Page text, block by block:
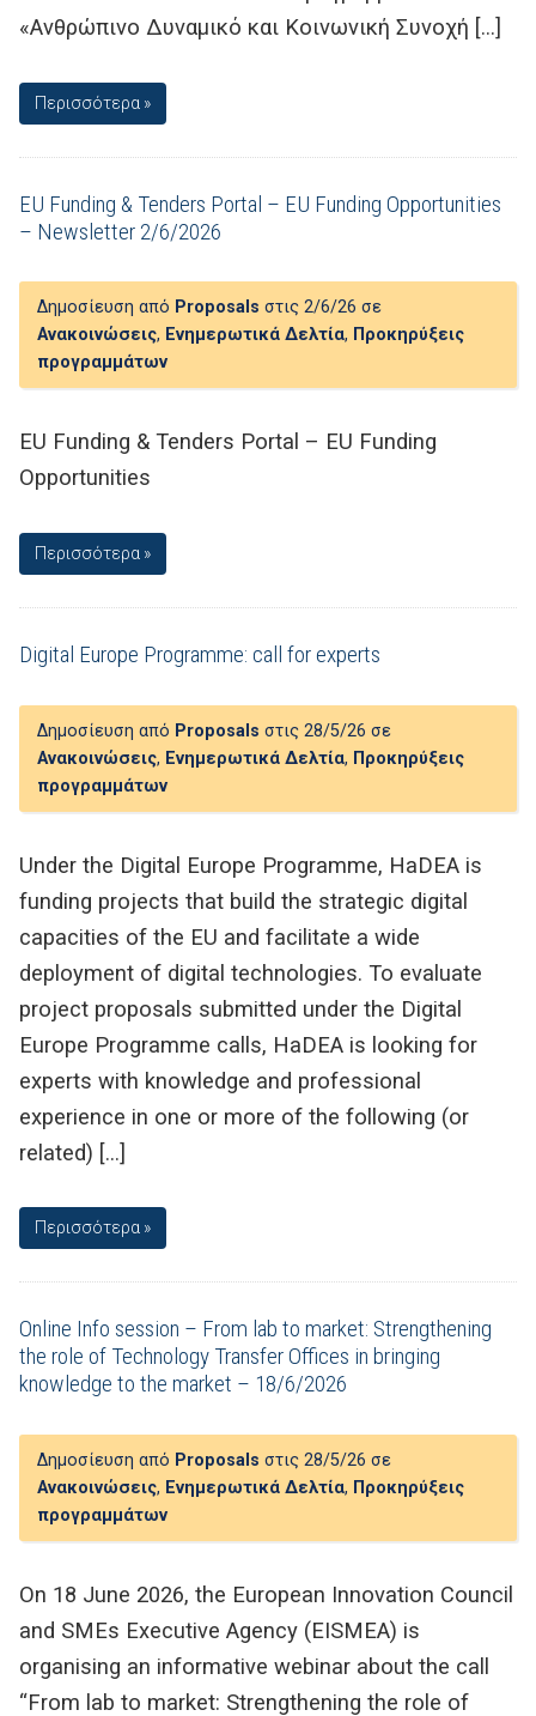
«Ανθρώπινο Δυναμικό και Κοινωνική Συνοχή […]
Περισσότερα »
EU Funding & Tenders Portal – EU Funding Opportunities
– Newsletter 2/6/2026
Δημοσίευση από Proposals στις 2/6/26 σε
Ανακοινώσεις, Ενημερωτικά Δελτία, Προκηρύξεις
προγραμμάτων
EU Funding & Tenders Portal – EU Funding
Opportunities
Περισσότερα »
Digital Europe Programme: call for experts
Δημοσίευση από Proposals στις 28/5/26 σε
Ανακοινώσεις, Ενημερωτικά Δελτία, Προκηρύξεις
προγραμμάτων
Under the Digital Europe Programme, HaDEA is
funding projects that build the strategic digital
capacities of the EU and facilitate a wide
deployment of digital technologies. To evaluate
project proposals submitted under the Digital
Europe Programme calls, HaDEA is looking for
experts with knowledge and professional
experience in one or more of the following (or
related) […]
Περισσότερα »
Online Info session – From lab to market: Strengthening
the role of Technology Transfer Offices in bringing
knowledge to the market – 18/6/2026
Δημοσίευση από Proposals στις 28/5/26 σε
Ανακοινώσεις, Ενημερωτικά Δελτία, Προκηρύξεις
προγραμμάτων
On 18 June 2026, the European Innovation Council
and SMEs Executive Agency (EISMEA) is
organising an informative webinar about the call
“From lab to market: Strengthening the role of